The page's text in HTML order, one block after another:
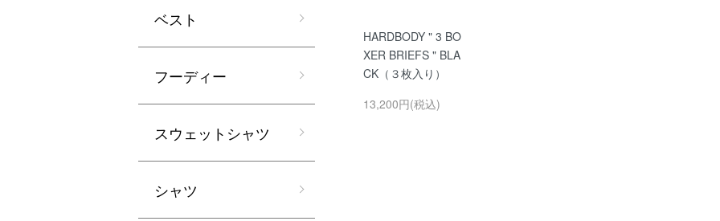
HARDBODY " 3 BO
XER BRIEFS " BLA
CK（３枚入り）
13,200円(税込)
ベスト
フーディー
スウェットシャツ
シャツ